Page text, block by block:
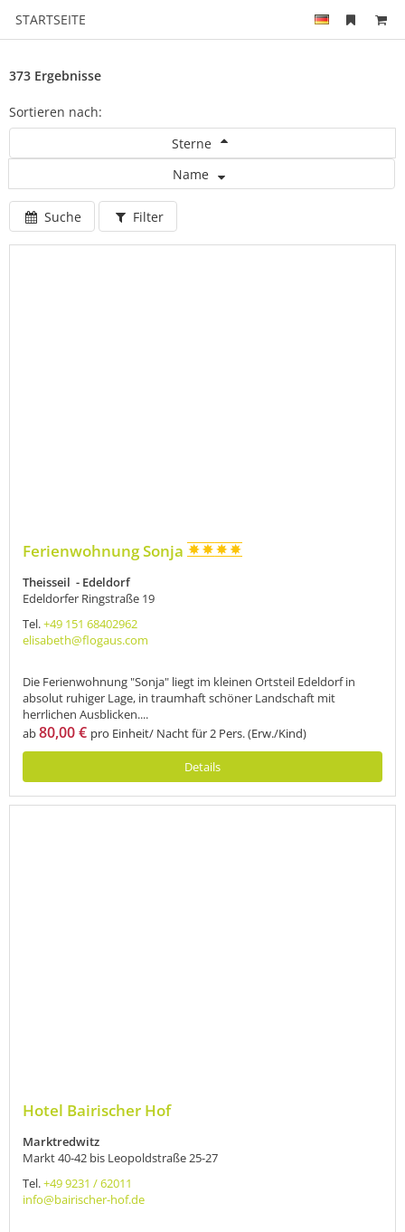
STARTSEITE
373 Ergebnisse
Sortieren nach:
Sterne
Name
Suche Filter
Ferienwohnung Sonja
Theisseil - Edeldorf
Edeldorfer Ringstraße 19
Tel.+49 151 68402962
elisabeth@flogaus.com
Die Ferienwohnung "Sonja" liegt im kleinen Ortsteil Edeldorf in
absolut ruhiger Lage, in traumhaft schöner Landschaft mit
herrlichen Ausblicken....
ab80,00 € pro Einheit/ Nacht für 2 Pers. (Erw./Kind)
Details
Hotel Bairischer Hof
Marktredwitz
Markt 40-42 bis Leopoldstraße 25-27
Tel.+49 9231 / 62011
info@bairischer-hof.de